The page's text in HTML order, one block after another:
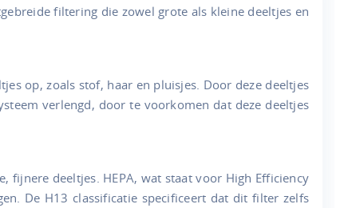
filtering die zowel grote als kleine deeltjes en
op, zoals stof, haar en pluisjes. Door deze deeltjes
verlengd, door te voorkomen dat deze deeltjes
fijnere deeltjes. HEPA, wat staat voor High Efficiency
De H13 classificatie specificeert dat dit filter zelfs